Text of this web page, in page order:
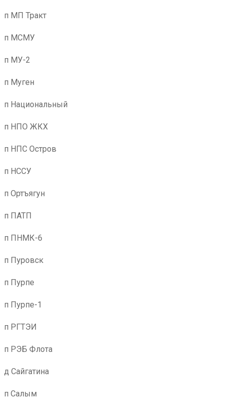
п МП Тракт
п МСМУ
п МУ-2
п Муген
п Национальный
п НПО ЖКХ
п НПС Остров
п НССУ
п Ортъягун
п ПАТП
п ПНМК-6
п Пуровск
п Пурпе
п Пурпе-1
п РГТЭИ
п РЭБ Флота
д Сайгатина
п Салым